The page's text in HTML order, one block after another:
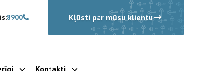
8900 Kļūsti par mūsu klientu
Kontakti